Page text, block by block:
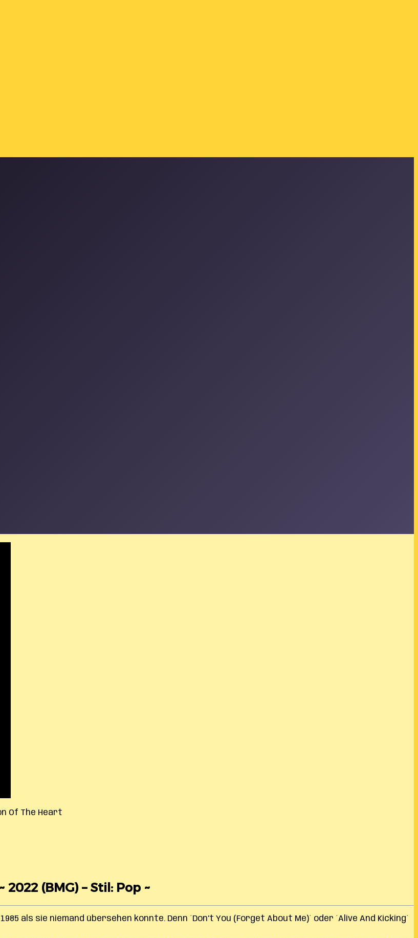
Of The Heart
~ 2022 (BMG) – Stil: Pop ~
als sie niemand übersehen konnte. Denn ´Don’t You (Forget About Me)´ oder ´Alive And Kicking´